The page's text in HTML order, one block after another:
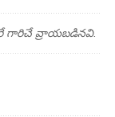
గారిచే వ్రాయబడినవి.